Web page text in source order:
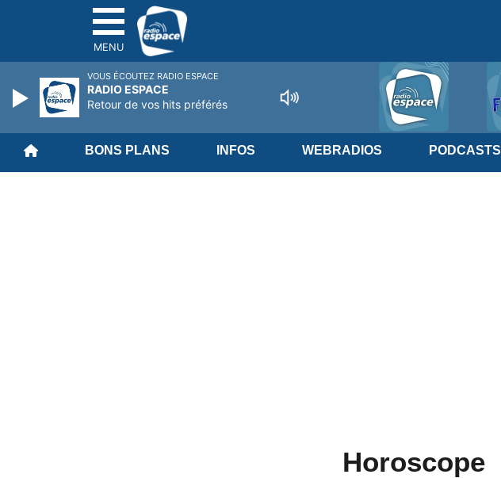
MENU
BONS PLANS INFOS WEBRADIOS PODCASTS
Horoscope
VOUS ÉCOUTEZ RADIO ESPACE
RADIO ESPACE
Retour de vos hits préférés